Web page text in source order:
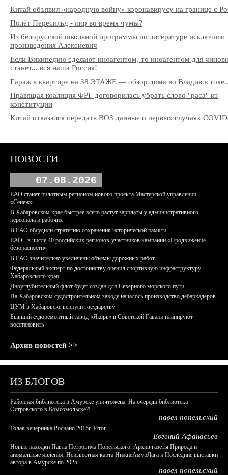
Китай объявил «народную войну» коронавирусу на границе с
Полёт Пересильд - пир во время чумы?
Из белорусской школьной программы по литературе исключили
произведения Алексиевич
Если Википедию сделают иноагентом, то иноагентом для
станет... вся наша Россия!
Гараж в квартире на 38 ЭТАЖЕ — обзор дома во
Правящая коалиция ФРГ договорилась убрать слово "раса" из
конституции
Китай отказался передать ВОЗ данные о первых случаях
НОВОСТИ
07.08.2026
ЕАО станет пилотным регионом нового проекта Мастерской управления
«Сенеж»
В Хабаровском крае быстрее всего растут зарплаты у административного
персонала и рабочих
В ЕАО обсудили стратегию сохранения исторической памяти
ЕАО - в числе 40 российских регионов-участников кампании «Продвижение
безопасности»
В ЕАО значительно увеличены объемы дорожных работ
Федеральный эксперт по достоинству оценил спортивную инфраструктуру
Хабаровского края
Дноуглубительный флот будет создан для Северного морского пути
На Хабаровском судостроительном заводе началось производство дебаркадеров
ЦУМ в Хабаровске вернули государству
Бывший судоремонтный завод «Якорь» в Советской Гавани планируют
восстановить
Архив новостей >>
ИЗ БЛОГОВ
Районная библиотека в Амурске уничтожена. На очереди библиотека
Островского в Комсомольске?!
павел попельский
Голая вечеринка Роснано 2015г. Итог.
Евгений Афанасьев
Новые находки Павла Петровича Попельского: Архив газеты Природа и
аномальные явления, Неизвестная карта НижнеАмурЛага и Последние выставки
автора в Амурске по 2025
павел попельский